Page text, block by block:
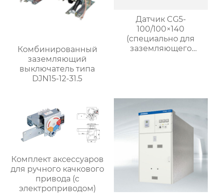
Комбинированный
заземляющий
выключатель типа
DJN15-12-31.5
Датчик CG5-
100/100×140
(специально для
заземляющего
Комплект аксессуаров
для ручного качкового
привода (с
электроприводом)